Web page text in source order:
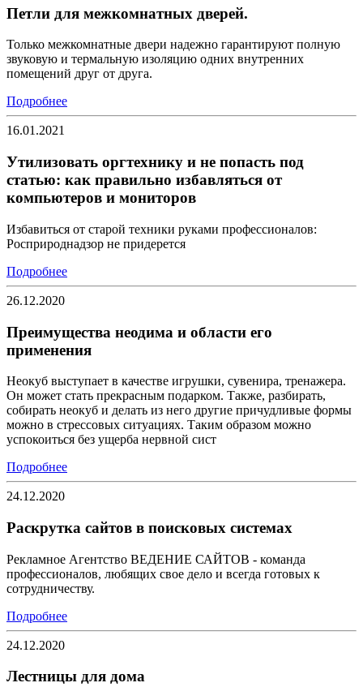
Петли для межкомнатных дверей.
Только межкомнатные двери надежно гарантируют полную
звуковую и термальную изоляцию одних внутренних
помещений друг от друга.
Подробнее
16.01.2021
Утилизовать оргтехнику и не попасть под
статью: как правильно избавляться от
компьютеров и мониторов
Избавиться от старой техники руками профессионалов:
Росприроднадзор не придерется
Подробнее
26.12.2020
Преимущества неодима и области его
применения
Неокуб выступает в качестве игрушки, сувенира, тренажера.
Он может стать прекрасным подарком. Также, разбирать,
собирать неокуб и делать из него другие причудливые формы
можно в стрессовых ситуациях. Таким образом можно
успокоиться без ущерба нервной сист
Подробнее
24.12.2020
Раскрутка сайтов в поисковых системах
Рекламное Агентство ВЕДЕНИЕ САЙТОВ - команда
профессионалов, любящих свое дело и всегда готовых к
сотрудничеству.
Подробнее
24.12.2020
Лестницы для дома